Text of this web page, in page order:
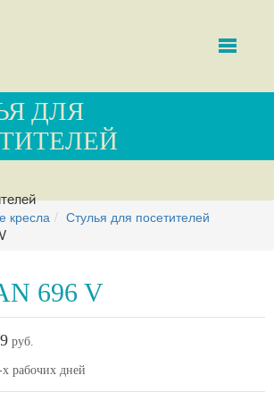
ДЛЯ
кресла
Стулья для посетителей
696 V
руб.
х рабочих дней